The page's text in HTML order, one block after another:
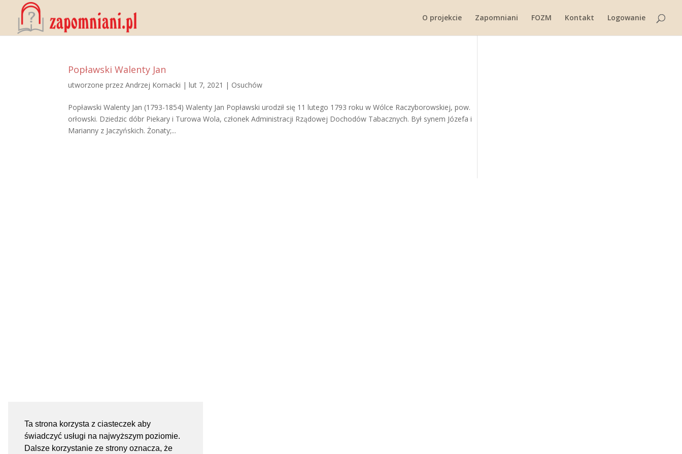
Ta strona korzysta z ciasteczek aby
świadczyć usługi na najwyższym poziomie.
Dalsze korzystanie ze strony oznacza, że
O projekcie Zapomniani FOZM Kontakt Logowanie
Popławski Walenty Jan
utworzone przezAndrzej Kornacki |lut 7, 2021 | Osuchów
Popławski Walenty Jan (1793-1854) Walenty Jan Popławski urodził się 11 lutego 1793 roku w Wólce Raczyborowskiej, pow.
orłowski. Dziedzic dóbr Piekary i Turowa Wola, członek Administracji Rządowej Dochodów Tabacznych. Był synem Józefa i
Marianny z Jaczyńskich. Żonaty;...